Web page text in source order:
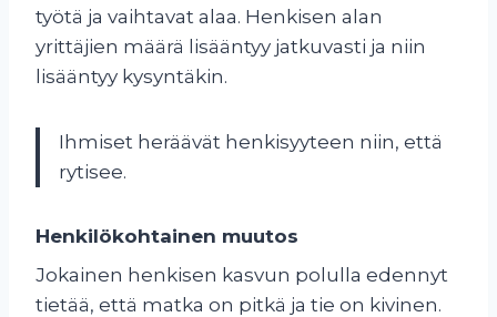
työtä ja vaihtavat alaa. Henkisen alan
yrittäjien määrä lisääntyy jatkuvasti ja niin
lisääntyy kysyntäkin.
Ihmiset heräävät henkisyyteen niin, että
rytisee.
Henkilökohtainen muutos
Jokainen henkisen kasvun polulla edennyt
tietää, että matka on pitkä ja tie on kivinen.